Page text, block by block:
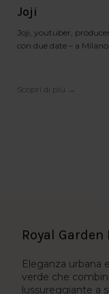
Joji
Joji, youtuber,
con due date – a Milano
Scopri di più →
Royal Garden
Eleganza urbana
verde che
lussureggiante a